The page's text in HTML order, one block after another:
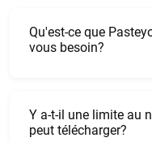
Qu'est-ce que
vous besoin?
Y a-t-il une limite au
peut télécharger?